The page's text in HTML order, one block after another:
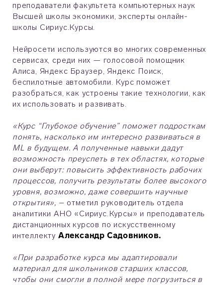
преподаватели факультета компьютерных наук
Высшей школы экономики, эксперты онлайн-
школы Сириус.Курсы.
Нейросети используются во многих современных
сервисах, среди них — голосовой помощник
Алиса, Яндекс Браузер, Яндекс Поиск,
беспилотные автомобили. Курс поможет
разобраться, как устроены такие технологии, как
их использовать и развивать.
«Курс “Глубокое обучение” поможет подросткам
понять, насколько им интересно развиваться в
ML в будущем. А полученные навыки дадут
возможность преуспеть в тех областях, которые
они выберут: повысить эффективность рабочих
процессов, получить результаты более высокого
уровня, возможно, даже совершить научные
открытия», – отметил руководитель отдела
аналитики АНО «Сириус.Курсы» и преподаватель
дистанционных курсов по искусственному
интеллекту Александр Садовников.
«При разработке курса мы адаптировали
материал для школьников старших классов,
чтобы они смогли в полной мере погрузиться в